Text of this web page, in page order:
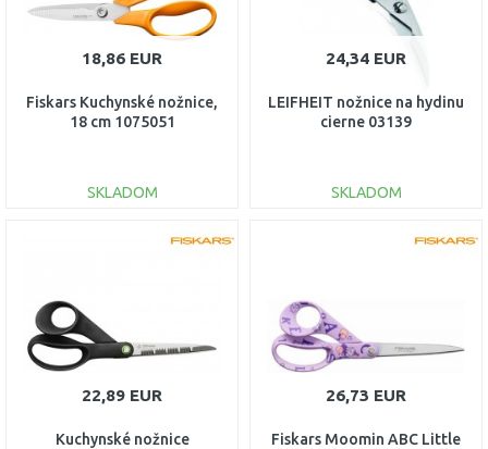
18,86 EUR
Fiskars Kuchynské nožnice,
18 cm 1075051
SKLADOM
DO KOŠÍKA
24,34 EUR
LEIFHEIT nožnice na hydinu
cierne 03139
SKLADOM
DO KOŠÍKA
22,89 EUR
Kuchynské nožnice
26,73 EUR
Fiskars Moomin ABC Little